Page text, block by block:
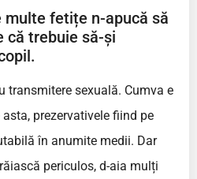
multe fetițe n-apucă să
că trebuie să-și
transmitere sexuală. Cumva e
prezervativele fiind pe
în anumite medii. Dar
periculos, d-aia mulți